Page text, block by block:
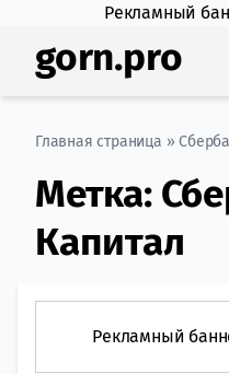
Рекламный
gorn.pro
Главная страница »
Метка:
Капитал
Рекламный